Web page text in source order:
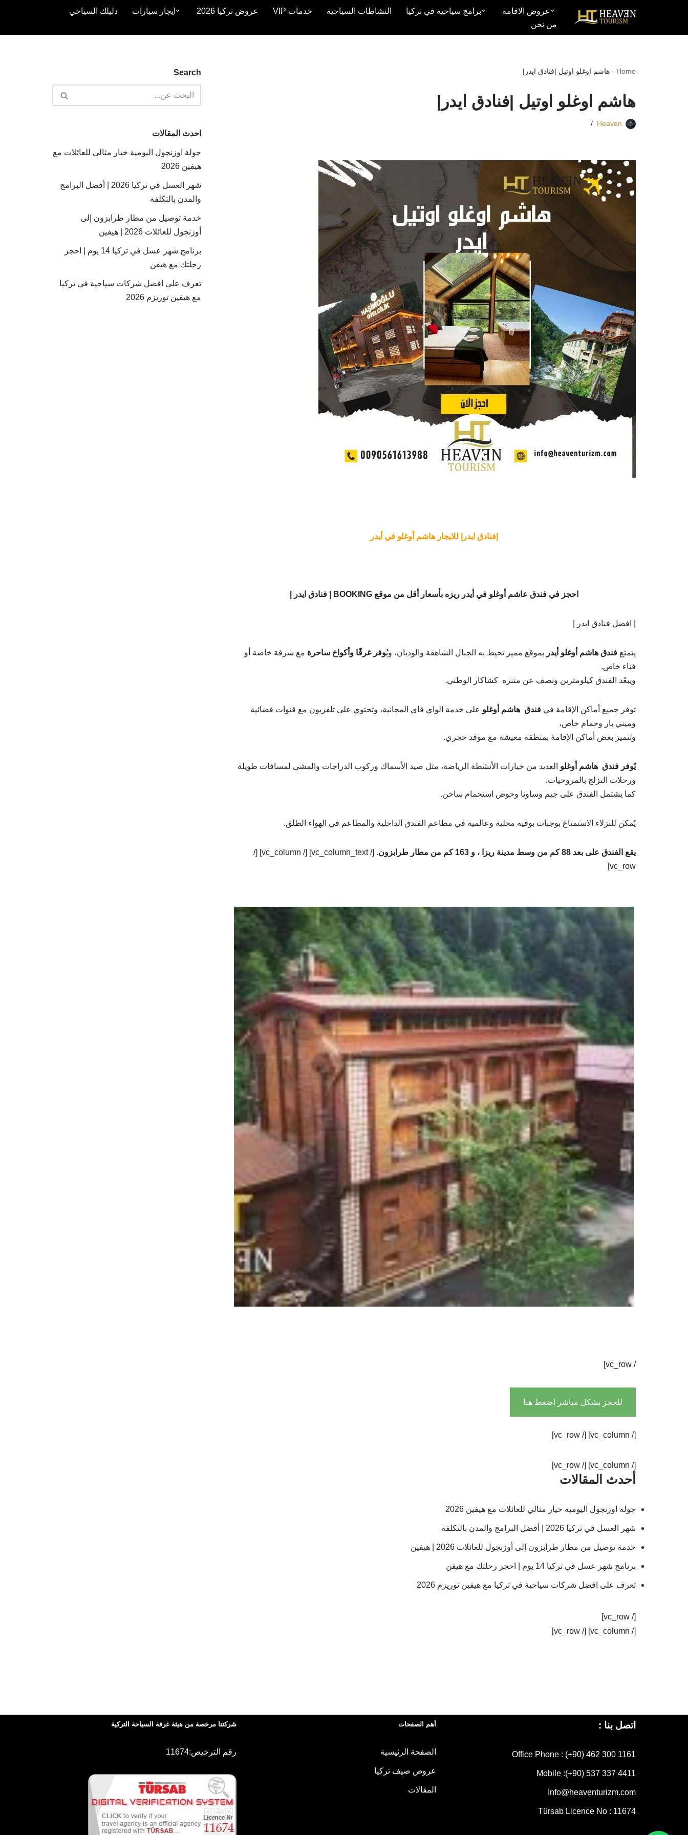
عروض الاقامة برامج سياحية في تركيا النشاطات السياحية خدمات VIP عروض تركيا 2026 ايجار سيارات
دليلك السياحي
من نحن
Home
- هاشم اوغلو اوتيل |فنادق ايدر|
هاشم اوغلو اوتيل |فنادق ايدر|
Heaven
|فنادق ايدر| للايجار هاشم أوغلو في أيدر
احجز في فندق عاشم أوغلو في أيدر ريزه بأسعار أقل من موقعBOOKING | فنادق ايدر |
| افضل فنادق ايدر |
يتمتع فندق هاشم أوغلو أيدر بموقع مميز تحيط به الجبال الشاهقة والوديان، ويُوفر غرفًا وأكواخ ساحرة مع شرفة خاصة أو
فناء خاص.
ويبعُد الفندق كيلومترين ونصف عن متنزه كشاكار الوطني.
توفر جميع أماكن الإقامة في فندق هاشم أوغلو على خدمة الواي فاي المجانية، وتحتوي على تلفزيون مع قنوات فضائية
وميني بار وحمام خاص،
وتتميز بعض أماكن الإقامة بمنطقة معيشة مع موقد حجري.
يُوفر فندق هاشم أوغلو العديد من خيارات الأنشطة الرياضة، مثل صيد الأسماك وركوب الدراجات والمشي لمسافات طويلة
ورحلات التزلج بالمروحيات.
كما يشتمل الفندق على جيم وساونا وحوض استحمام ساخن.
يُمكن للنزلاء الاستمتاع بوجبات بوفيه محلية وعالمية في مطاعم الفندق الداخلية والمطاعم في الهواء الطلق.
يقع الفندق على بعد 88 كم من وسط مدينة ريزا ، و 163 كم من مطار طرابزون.
[/ vc_column_text] [/ vc_column] [/
vc_row]
/ vc_row]
للحجز بشكل مباشر اضغط هنا
[/ vc_column] [/ vc_row]
[/ vc_column] [/ vc_row]
أحدث المقالات
جولة اوزنجول اليومية خيار مثالي للعائلات مع هيفين 2026
شهر العسل في تركيا 2026 | أفضل البرامج والمدن بالتكلفة
خدمة توصيل من مطار طرابزون إلى أوزنجول للعائلات 2026 | هيفين
برنامج شهر عسل في تركيا 14 يوم | احجز رحلتك مع هيفن
تعرف على افضل شركات سياحية في تركيا مع هيفين توريزم 2026
[/ vc_row]
[/ vc_column] [/ vc_row]
Search
احدث المقالات
جولة اوزنجول اليومية خيار مثالي للعائلات مع
هيفين 2026
شهر العسل في تركيا 2026 | أفضل البرامج
والمدن بالتكلفة
خدمة توصيل من مطار طرابزون إلى
أوزنجول للعائلات 2026 | هيفين
برنامج شهر عسل في تركيا 14 يوم | احجز
رحلتك مع هيفن
تعرف على افضل شركات سياحية في تركيا
مع هيفين توريزم 2026
اتصل بنا :
Office Phone : (+90) 462 300 1161
Mobile :(+90) 537 337 4411
Info@heaventurizm.com
Türsab Licence No : 11674
أهم الصفحات
الصفحة الرئيسية
عروض صيف تركيا
المقالات
شركتنا مرخصة من هيئة غرفة السياحة التركية
رقم الترخيص:11674